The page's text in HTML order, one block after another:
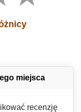
miejsca
recenzję